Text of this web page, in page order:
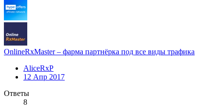
OnlineRxMaster – фарма партнёрка под все виды трафика
AliceRxP
12 Апр 2017
Ответы
8